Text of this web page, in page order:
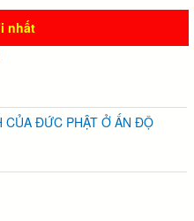
nhất
CỦA ĐỨC PHẬT Ở ẤN ĐỘ